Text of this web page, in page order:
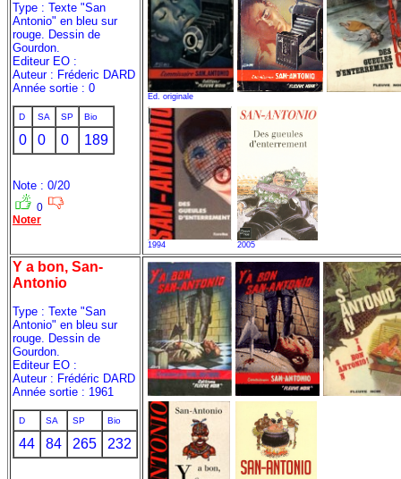
Type : Texte "San
Antonio" en bleu sur
rouge. Dessin de
Gourdon.
Editeur EO :
Auteur : Fréderic DARD
Année sortie : 0
D SA SP Bio
0 0 0 189
Note : 0/20
0
Noter
Ed. originale
1994 2005
Y a bon, San-
Antonio
Type : Texte "San
Antonio" en bleu sur
rouge. Dessin de
Gourdon.
Editeur EO :
Auteur : Frédéric DARD
Année sortie : 1961
D SA SP Bio
44 84 265 232